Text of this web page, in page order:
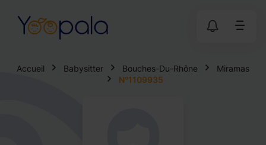
Accueil Babysitter Bouches-Du-Rhône
Miramas
N°1109935